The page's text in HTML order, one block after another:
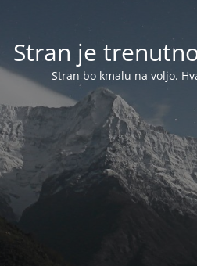
Stran je
Stran bo kmalu na voljo.